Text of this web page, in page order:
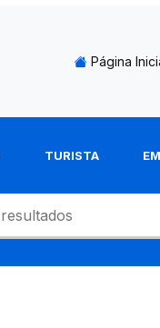
Página
TURISTA